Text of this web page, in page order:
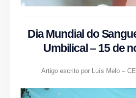
Dia Mundial do
Umbilical – 15 de
Artigo escrito por Luís Melo –